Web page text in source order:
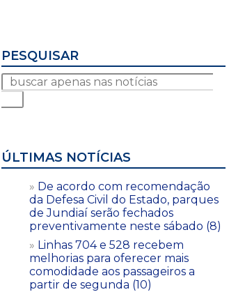
PESQUISAR
ÚLTIMAS NOTÍCIAS
De acordo com recomendação
da Defesa Civil do Estado, parques
de Jundiaí serão fechados
preventivamente neste sábado (8)
Linhas 704 e 528 recebem
melhorias para oferecer mais
comodidade aos passageiros a
partir de segunda (10)